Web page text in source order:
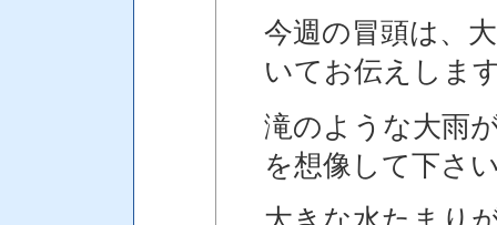
今週の冒頭は、
いてお伝えしま
滝のような大雨
を想像して下さ